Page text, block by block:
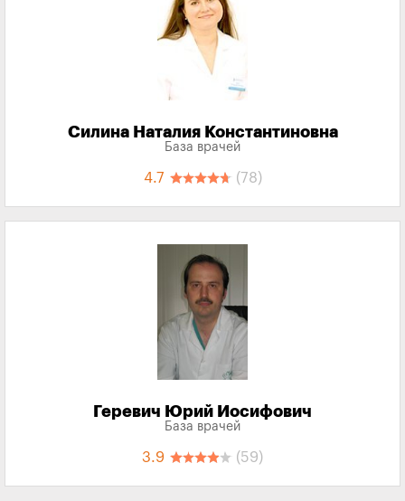
Силина Наталия Константиновна
База врачей
4.7 (78)
Геревич Юрий Иосифович
База врачей
3.9 (59)